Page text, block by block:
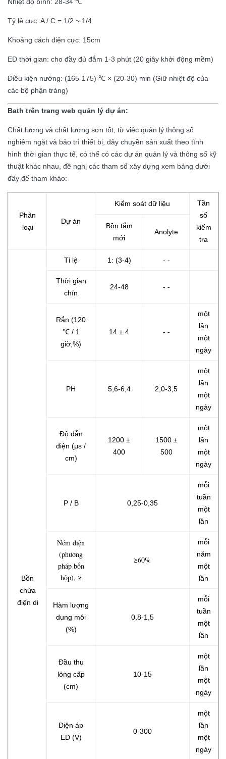
Tỷ lệ cực: A / C = 1/2 ~ 1/4
Khoảng cách điện cực: 15cm
ED thời gian: cho đầy đủ đắm 1-3 phút (20 giây khởi động mềm)
Điều kiện nướng: (165-175) ℃ × (20-30) min (Giữ nhiệt độ của
các bộ phận tráng)
Bath trên trang web quản lý dự án:
Chất lượng và chất lượng sơn tốt, từ việc quản lý thông số
nghiêm ngặt và bảo trì thiết bị, dây chuyền sản xuất theo tình
hình thời gian thực tế, có thể có các dự án quản lý và thông số kỹ
thuật khác nhau, đề nghị các tham số xây dựng xem bảng dưới
đây để tham khảo:
Phân
loại
Dự án
Kiểm soát dữ liệu
Tần
số
kiểm
tra
Bồn tắm
mới
Anolyte
Bồn
chứa
điện di
Tỉ lệ 1: (3-4) - -
Thời gian
chín
24-48 - -
Rắn (120
℃ / 1
giờ,%)
14 ± 4 - -
một
lần
một
ngày
PH 5,6-6,4 2,0-3,5
một
lần
một
ngày
Độ dẫn
điện (μs /
cm)
1200 ±
400
1500 ±
500
một
lần
một
ngày
P / B 0,25-0,35
mỗi
tuần
một
lần
Ném điện
(phương
pháp bốn
hộp), ≥
≥60%
mỗi
năm
một
lần
Hàm lượng
dung môi
(%)
0,8-1,5
mỗi
tuần
một
lần
Đầu thu
lỏng cấp
(cm)
10-15
một
lần
một
ngày
Điện áp
ED (V)
0-300
một
lần
một
ngày